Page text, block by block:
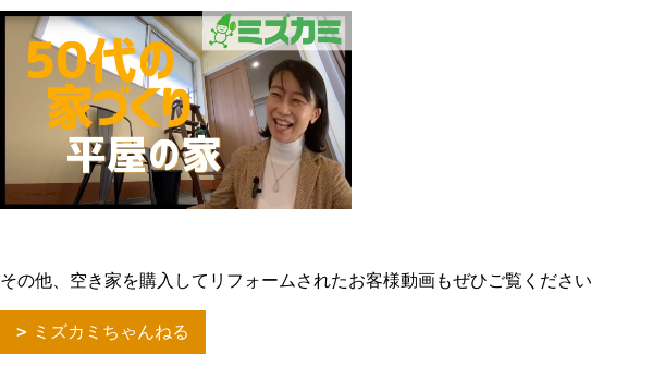
その他、空き家を購入してリフォームされたお客様動画もぜひご覧ください
ミズカミちゃんねる